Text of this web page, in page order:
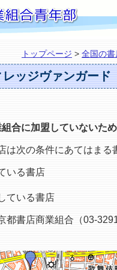
トップページ > 全国の書
ッジヴァンガード
合に加盟していないた
は次の条件にあてはまる
いる書店
ている書店
都書店商業組合（03-